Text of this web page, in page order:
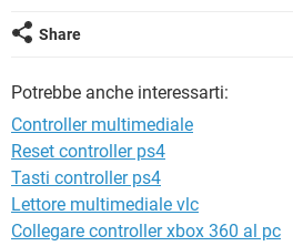
Share
Potrebbe anche interessarti:
Controller multimediale
Reset controller ps4
Tasti controller ps4
Lettore multimediale vlc
Collegare controller xbox 360 al pc